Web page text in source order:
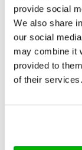
provide social
We also share
our social
may combine it
provided to
of their services.
Campbell
kind kunt
liefdestaal te
het beste
je liefde te
suggesties
kind.
Op
In